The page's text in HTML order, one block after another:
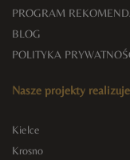
PROGRAM
BLOG
POLITYKA
Nasze projekty
Kielce
Krosno